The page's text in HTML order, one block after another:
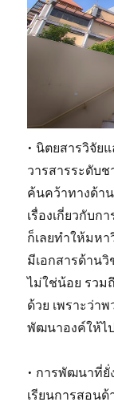
• นิตยสารวิจัย
วารสารระดับ
ค้นคว้าทางด้า
เรื่องเกี่ยวกับก
ก็เลยทำให้มห
มีเอกสารด้าน
ไม่ใช่น้อย รวม
ด้วย เพราะว่า
พัฒนาองค์ให้ไ
• การพัฒนาที่ยั่
เรียนการสอน